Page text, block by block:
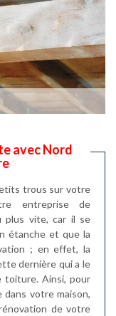
avec Nord
trous sur votre
entreprise de
plus vite, car il se
étanche et que la
; en effet, la
dernière qui a le
Ainsi, pour
votre maison,
de votre